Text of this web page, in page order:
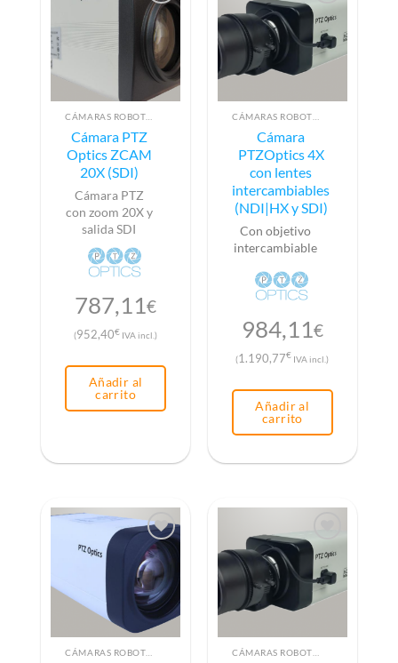
Cámara PTZ
Optics ZCAM
20X (SDI)
Cámara PTZ
con zoom 20X y
salida SDI
787,11€
(952,40€ IVA incl.)
Añadir al
carrito
Cámara
PTZOptics 4X
con lentes
intercambiables
(NDI|HX y SDI)
Con objetivo
intercambiable
984,11 €
(1.190,77€ IVA incl.)
Añadir al
carrito